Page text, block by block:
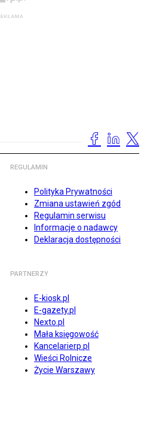
REGULAMIN
Polityka Prywatności
Zmiana ustawień zgód
Regulamin serwisu
Informacje o nadawcy
Deklaracja dostępności
PARTNERZY
E-kiosk.pl
E-gazety.pl
Nexto.pl
Mała księgowość
Kancelarierp.pl
Wieści Rolnicze
Życie Warszawy